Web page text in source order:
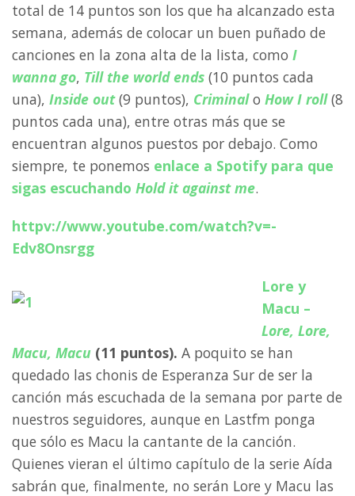
total de 14 puntos son los que ha alcanzado esta
semana, además de colocar un buen puñado de
canciones en la zona alta de la lista, como I
wanna go, Till the world ends (10 puntos cada
una), Inside out (9 puntos), Criminalo How I roll(8
puntos cada una), entre otras más que se
encuentran algunos puestos por debajo. Como
siempre, te ponemos enlace a Spotify para que
sigas escuchando Hold it against me.
httpv://www.youtube.com/watch?v=-
Edv8Onsrgg
Lore y
Macu –
Lore, Lore,
Macu, Macu (11 puntos). A poquito se han
quedado las chonis de Esperanza Sur de ser la
canción más escuchada de la semana por parte de
nuestros seguidores, aunque en Lastfm ponga
que sólo es Macu la cantante de la canción.
Quienes vieran el último capítulo de la serie Aída
sabrán que, finalmente, no serán Lore y Macu las